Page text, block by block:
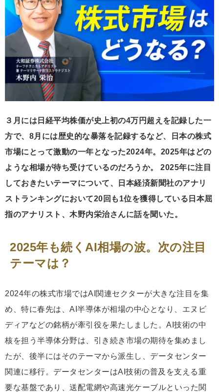
３月には日経平均株価が史上初の4万円超えを記録した一
方で、8月には歴史的な暴落を記録するなど、日本の株式
市場にとって激動の一年となった2024年。2025年はどの
ような相場が待ち受けているのだろうか。 2025年に注目
しておきたいテーマについて、日本経済新聞社のアナリ
ストランキングにおいて20回も1位を獲得している日本屈
指のアナリスト、木野内栄治さんに話を聞いた。
2025年も続くAI相場の波。次の注目
テーマは？
2024年の株式市場ではAI関連セクターが大きな注目を集
め、特に春先は、AI半導体が相場の中心となり、エヌビ
ディアなどの銘柄が牽引役を果たしました。AI技術の中
核を担う半導体分野は、引き続き市場の期待を集めまし
たが、後半にはそのテーマから派生し、データセンター
関連に移行。データセンターはAI技術の普及を支える重
要な基盤であり、送配電網や高速光ケーブルといった関